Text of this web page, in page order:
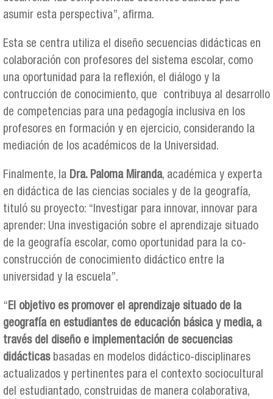
asumir esta perspectiva”, afirma.
Esta se centra utiliza el diseño secuencias didácticas en
colaboración con profesores del sistema escolar, como
una oportunidad para la reflexión, el diálogo y la
contrucción de conocimiento, que contribuya al desarrollo
de competencias para una pedagogía inclusiva en los
profesores en formación y en ejercicio, considerando la
mediación de los académicos de la Universidad.
Finalmente, la Dra. Paloma Miranda, académica y experta
en didáctica de las ciencias sociales y de la geografía,
tituló su proyecto: “Investigar para innovar, innovar para
aprender: Una investigación sobre el aprendizaje situado
de la geografía escolar, como oportunidad para la co-
construcción de conocimiento didáctico entre la
universidad y la escuela”.
“El objetivo es promover el aprendizaje situado de la
geografía en estudiantes de educación básica y media, a
través del diseño e implementación de secuencias
didácticasbasadas en modelos didáctico-disciplinares
actualizados y pertinentes para el contexto sociocultural
del estudiantado, construidas de manera colaborativa,